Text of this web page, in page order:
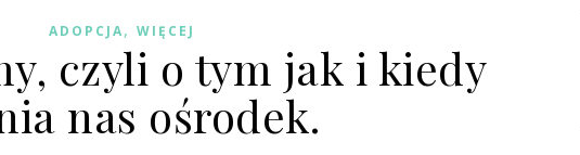
ADOPCJA, WIĘCEJ
czyli o tym jak i kiedy
nas ośrodek.